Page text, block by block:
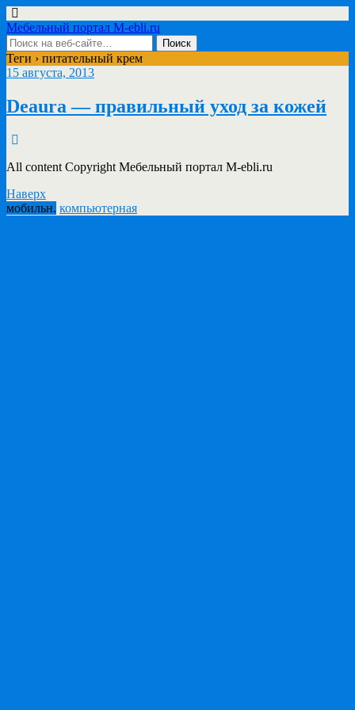
Мебельный портал M-ebli.ru
Теги › питательный крем
15 августа, 2013
Deaura — правильный уход за кожей
All content Copyright Мебельный портал M-ebli.ru
Наверх
мобильн. компьютерная